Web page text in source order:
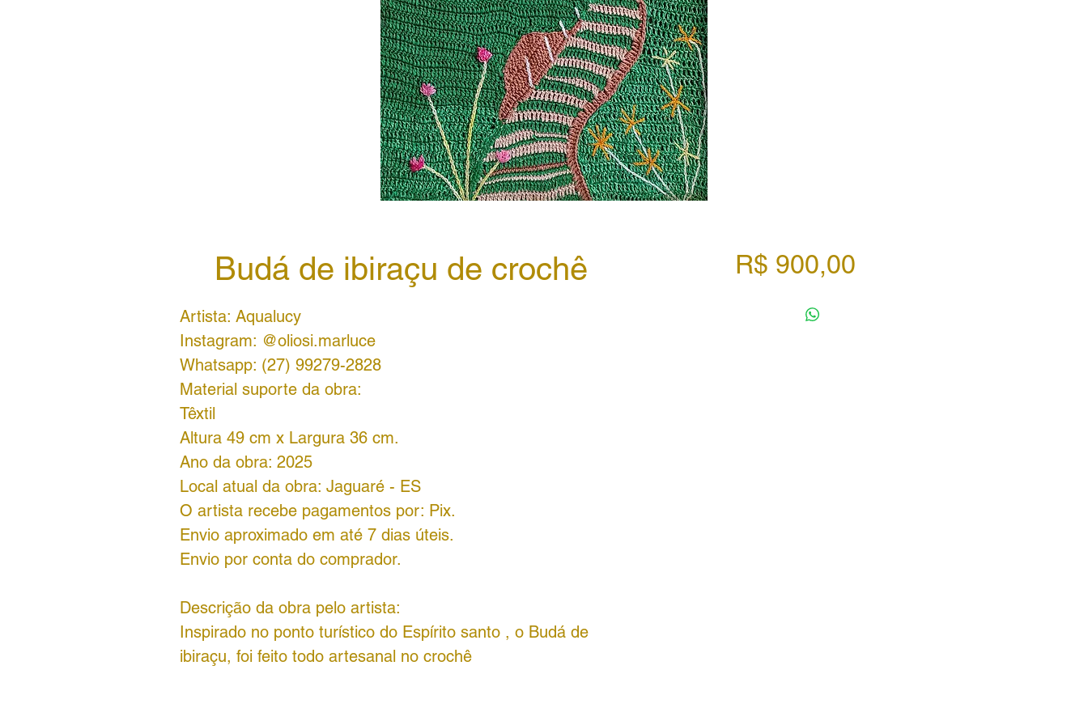
Budá de ibiraçu de crochê
Artista: Aqualucy
Instagram: @oliosi.marluce
Whatsapp: (27) 99279-2828
Material suporte da obra:
Têxtil
Altura 49 cm x Largura 36 cm.
Ano da obra: 2025
Local atual da obra: Jaguaré - ES
O artista recebe pagamentos por: Pix.
Envio aproximado em até 7 dias úteis.
Envio por conta do comprador.
Descrição da obra pelo artista:
Inspirado no ponto turístico do Espírito santo , o Budá de
ibiraçu, foi feito todo artesanal no crochê
R$ 900,00